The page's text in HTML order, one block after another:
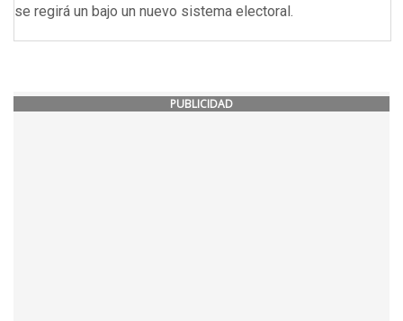
se regirá un bajo un nuevo sistema electoral.
PUBLICIDAD